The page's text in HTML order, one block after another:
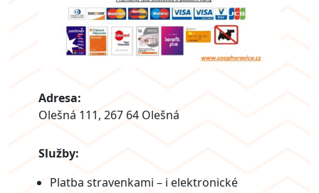
Adresa:
Olešná 111, 267 64 Olešná
Služby:
Platba stravenkami – i elektronické